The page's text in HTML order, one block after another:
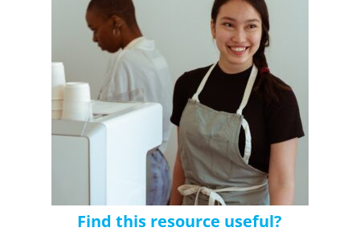
Find this resource useful?